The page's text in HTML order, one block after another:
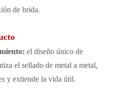
de brida.
el diseño único de
el sellado de metal a metal,
y extiende la vida útil.